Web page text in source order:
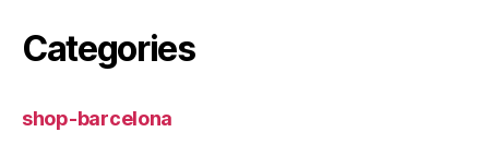
Categories
shop-barcelona